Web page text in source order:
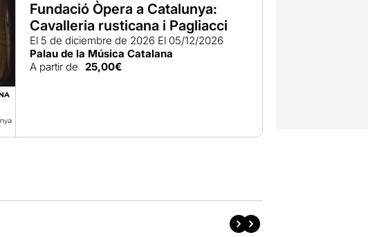
Fundació Òpera a Catalunya:
Cavalleria rusticana i Pagliacci
El 5 de diciembre de 2026 El 05/12/2026
Palau de la Música Catalana
A partir de 25,00€